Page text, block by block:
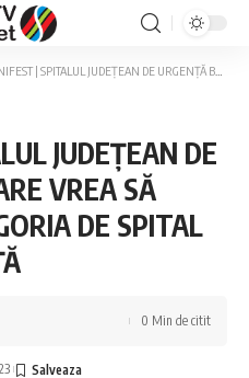
SPITALUL JUDEȚEAN DE URGENȚĂ BAIA MARE VREA SĂ TREACĂ LA CATEGORIA DE SPITAL CLINIC DE URGENȚĂ
JUDEȚEAN DE
VREA SĂ
DE SPITAL
0 Min de citit